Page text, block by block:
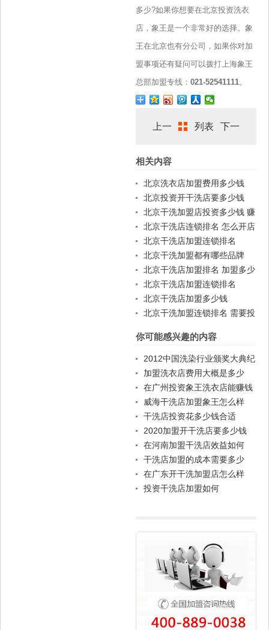
多少?如果你想要在北京投资洗衣
店，象王是一个非常好的选择。象
王在北京也有分公司，如果你对加
盟事项还有疑问可以拨打上海象王
总部加盟专线： 021-52541111。
上一
篇
列表 下一
相关内容
北京洗衣店加盟费用多少钱
北京投资开干洗店要多少钱
北京干洗加盟店投资多少钱 赚
钱吗
北京干洗店连锁排名 怎么开店
北京干洗店加盟连锁排名
北京干洗加盟都有哪些品牌
北京干洗店加盟排名 加盟多少
钱
北京干洗店加盟连锁排名
北京干洗店加盟多少钱
北京干洗加盟连锁排名 需要投
你可能感兴趣的内容
2012中国洗染行业颁奖大典纪
念光盘制作完成
加盟洗衣店费用大概是多少
在广州投资象王洗衣店能赚钱
吗
威海干洗店加盟象王怎么样
干洗店投资花多少钱合适
2020加盟开干洗店要多少钱
大约要多少加盟费
在河南加盟干洗店效益如何
干洗店加盟的成本需要多少
在广东开干洗加盟店怎么样
投资干洗店加盟如何